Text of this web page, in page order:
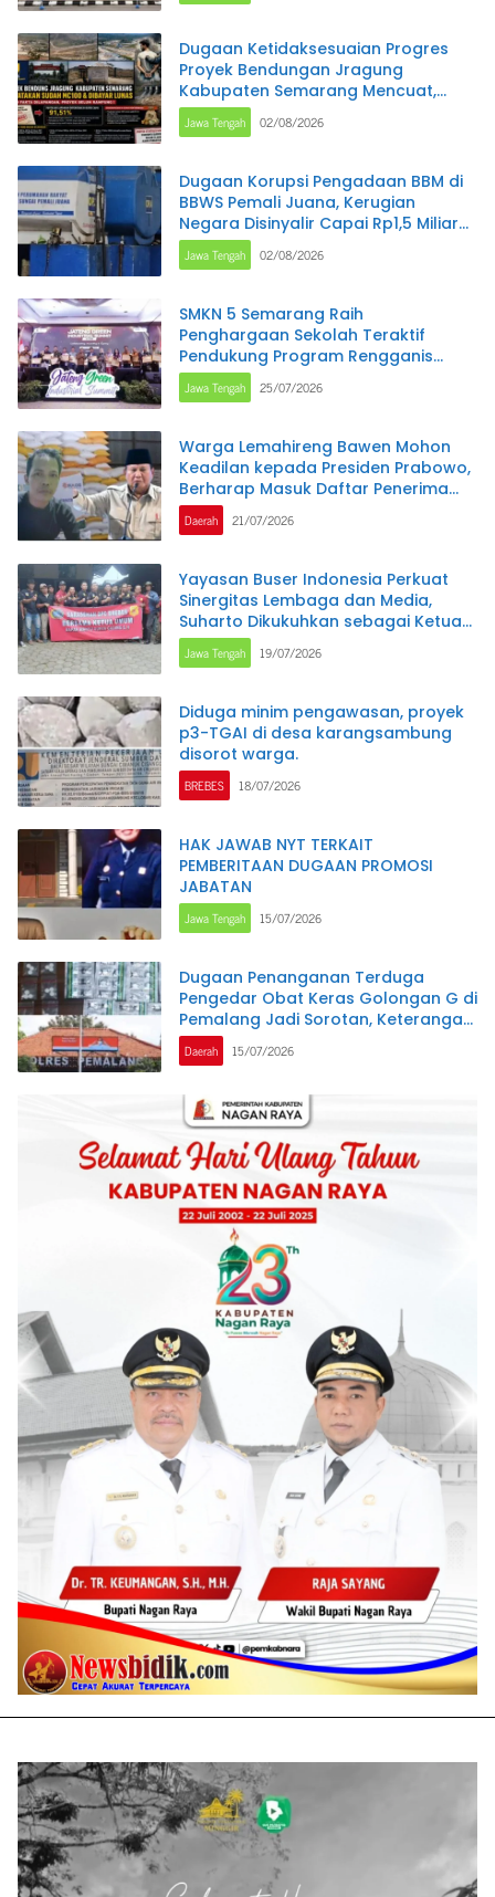
Dugaan Ketidaksesuaian Progres
Proyek Bendungan Jragung
Kabupaten Semarang Mencuat,
Administrasi Disebut MC 100 Persen,
Pantauan Lapangan Diperkirakan
Jawa Tengah 02/08/2026
Dugaan Korupsi Pengadaan BBM di
BBWS Pemali Juana, Kerugian
Negara Disinyalir Capai Rp1,5 Miliar
per Bulan
Jawa Tengah 02/08/2026
SMKN 5 Semarang Raih
Penghargaan Sekolah Teraktif
Pendukung Program Rengganis
Mengajar pada Jateng Green
Industry Summit 2026
Jawa Tengah 25/07/2026
Warga Lemahireng Bawen Mohon
Keadilan kepada Presiden Prabowo,
Berharap Masuk Daftar Penerima
Bantuan Pangan
Daerah 21/07/2026
Yayasan Buser Indonesia Perkuat
Sinergitas Lembaga dan Media,
Suharto Dikukuhkan sebagai Ketua
DPC Brebes
Jawa Tengah 19/07/2026
Diduga minim pengawasan, proyek
p3-TGAI di desa karangsambung
disorot warga.
BREBES 18/07/2026
HAK JAWAB NYT TERKAIT
PEMBERITAAN DUGAAN PROMOSI
JABATAN
Jawa Tengah 15/07/2026
Dugaan Penanganan Terduga
Pengedar Obat Keras Golongan G di
Pemalang Jadi Sorotan, Keterangan
Polisi Berbeda dengan Rekaman
Video
Daerah 15/07/2026